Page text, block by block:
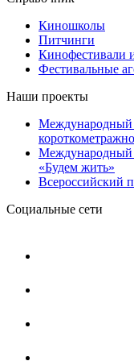
Киношколы
Питчинги
Кинофестивали
Фестивальные
Наши проекты
Международный
Международный
«Будем жить»
Всероссийский
Социальные сети